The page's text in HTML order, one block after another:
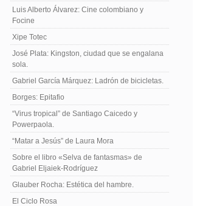
Luis Alberto Álvarez: Cine colombiano y
Focine
Xipe Totec
José Plata: Kingston, ciudad que se engalana
sola.
Gabriel García Márquez: Ladrón de bicicletas.
Borges: Epitafio
“Virus tropical” de Santiago Caicedo y
Powerpaola.
“Matar a Jesús” de Laura Mora
Sobre el libro «Selva de fantasmas» de
Gabriel Eljaiek-Rodríguez
Glauber Rocha: Estética del hambre.
El Ciclo Rosa